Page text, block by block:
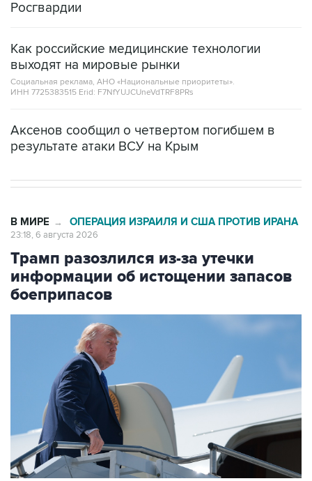
Росгвардии
Как российские медицинские технологии
выходят на мировые рынки
Социальная реклама, АНО «Национальные приоритеты».
ИНН 7725383515 Erid: F7NfYUJCUneVdTRF8PRs
Аксенов сообщил о четвертом погибшем в
результате атаки ВСУ на Крым
В МИРЕ → ОПЕРАЦИЯ ИЗРАИЛЯ И США ПРОТИВ ИРАНА
23:18, 6 августа 2026
Трамп разозлился из-за утечки
информации об истощении запасов
боеприпасов